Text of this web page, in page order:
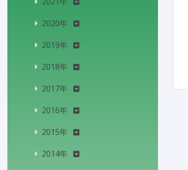
2020年
2019年
2018年
2017年
2016年
2015年
2014年